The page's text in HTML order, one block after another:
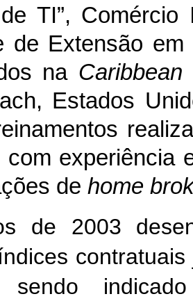
TI”,
de Extensão
na
Estados
com experiência
de home
de 2003
sendo